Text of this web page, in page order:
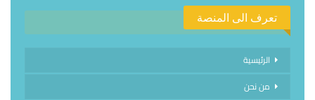
تعرف الى المنصة
الرئيسية
من نحن